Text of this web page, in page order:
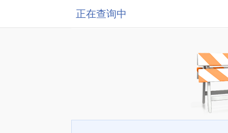
正在查询中